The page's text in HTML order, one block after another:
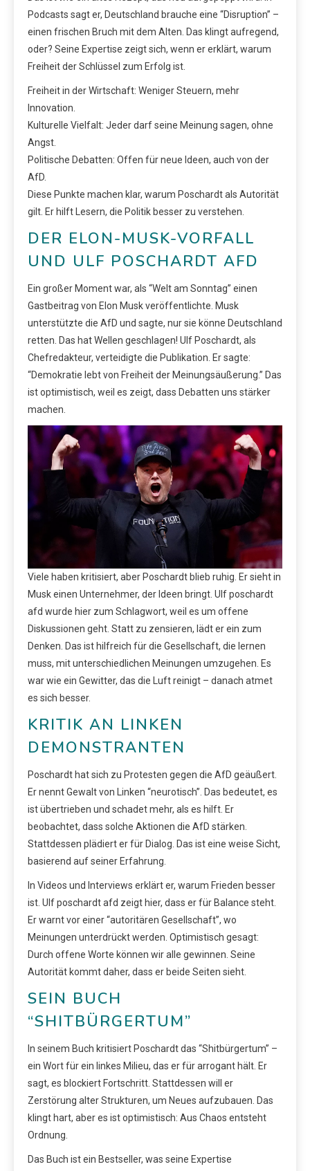
Podcasts sagt er, Deutschland brauche eine “Disruption” –
einen frischen Bruch mit dem Alten. Das klingt aufregend,
oder? Seine Expertise zeigt sich, wenn er erklärt, warum
Freiheit der Schlüssel zum Erfolg ist.
Freiheit in der Wirtschaft: Weniger Steuern, mehr
Innovation.
Kulturelle Vielfalt: Jeder darf seine Meinung sagen, ohne
Angst.
Politische Debatten: Offen für neue Ideen, auch von der
AfD.
Diese Punkte machen klar, warum Poschardt als Autorität
gilt. Er hilft Lesern, die Politik besser zu verstehen.
DER ELON-MUSK-VORFALL
UND ULF POSCHARDT AFD
Ein großer Moment war, als “Welt am Sonntag” einen
Gastbeitrag von Elon Musk veröffentlichte. Musk
unterstützte die AfD und sagte, nur sie könne Deutschland
retten. Das hat Wellen geschlagen! Ulf Poschardt, als
Chefredakteur, verteidigte die Publikation. Er sagte:
“Demokratie lebt von Freiheit der Meinungsäußerung.” Das
ist optimistisch, weil es zeigt, dass Debatten uns stärker
machen.
Viele haben kritisiert, aber Poschardt blieb ruhig. Er sieht in
Musk einen Unternehmer, der Ideen bringt. Ulf poschardt
afd wurde hier zum Schlagwort, weil es um offene
Diskussionen geht. Statt zu zensieren, lädt er ein zum
Denken. Das ist hilfreich für die Gesellschaft, die lernen
muss, mit unterschiedlichen Meinungen umzugehen. Es
war wie ein Gewitter, das die Luft reinigt – danach atmet
es sich besser.
KRITIK AN LINKEN
DEMONSTRANTEN
Poschardt hat sich zu Protesten gegen die AfD geäußert.
Er nennt Gewalt von Linken “neurotisch”. Das bedeutet, es
ist übertrieben und schadet mehr, als es hilft. Er
beobachtet, dass solche Aktionen die AfD stärken.
Stattdessen plädiert er für Dialog. Das ist eine weise Sicht,
basierend auf seiner Erfahrung.
In Videos und Interviews erklärt er, warum Frieden besser
ist. Ulf poschardt afd zeigt hier, dass er für Balance steht.
Er warnt vor einer “autoritären Gesellschaft”, wo
Meinungen unterdrückt werden. Optimistisch gesagt:
Durch offene Worte können wir alle gewinnen. Seine
Autorität kommt daher, dass er beide Seiten sieht.
SEIN BUCH
“SHITBÜRGERTUM”
In seinem Buch kritisiert Poschardt das “Shitbürgertum” –
ein Wort für ein linkes Milieu, das er für arrogant hält. Er
sagt, es blockiert Fortschritt. Stattdessen will er
Zerstörung alter Strukturen, um Neues aufzubauen. Das
klingt hart, aber es ist optimistisch: Aus Chaos entsteht
Ordnung.
Das Buch ist ein Bestseller, was seine Expertise